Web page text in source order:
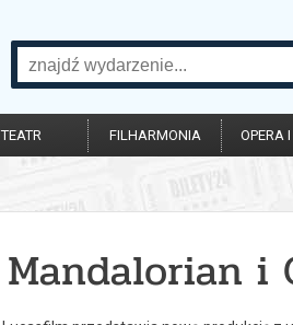
TEATR FILHARMONIA OPERA
Mandalorian i